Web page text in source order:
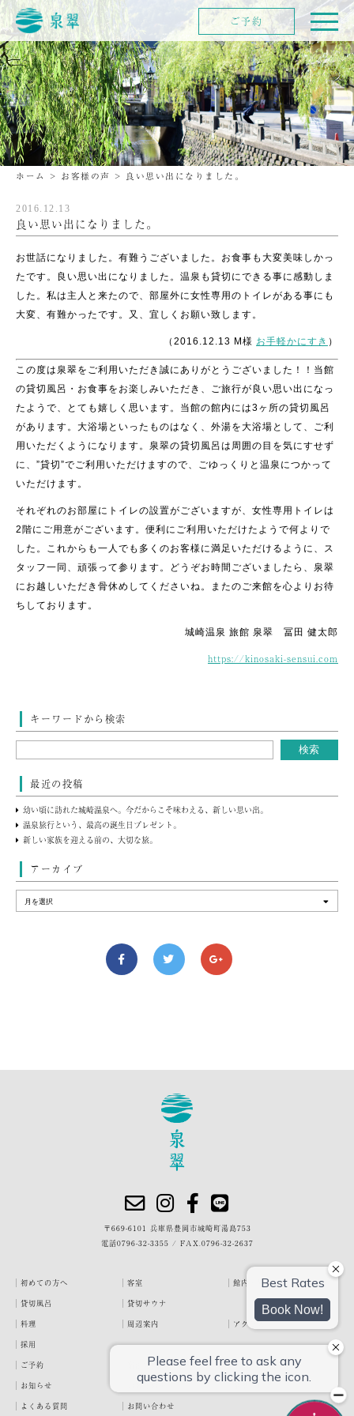
ホーム > お客様の声 > 良い思い出になりました。
2016.12.13
良い思い出になりました。
お世話になりました。有難うございました。お食事も大変美味しかっ
たです。良い思い出になりました。温泉も貸切にできる事に感動しま
した。私は主人と来たので、部屋外に女性専用のトイレがある事にも
大変、有難かったです。又、宜しくお願い致します。
（2016.12.13 M様 お手軽かにすき ）
この度は泉翠をご利用いただき誠にありがとうございました！！当館
の貸切風呂・お食事をお楽しみいただき、ご旅行が良い思い出になっ
たようで、とても嬉しく思います。当館の館内には3ヶ所の貸切風呂
があります。大浴場といったものはなく、外湯を大浴場として、ご利
用いただくようになります。泉翠の貸切風呂は周囲の目を気にすせず
に、”貸切”でご利用いただけますので、ごゆっくりと温泉につかって
いただけます。
それぞれのお部屋にトイレの設置がございますが、女性専用トイレは
2階にご用意がございます。便利にご利用いただけたようで何よりで
した。これからも一人でも多くのお客様に満足いただけるように、ス
タッフ一同、頑張って参ります。どうぞお時間ございましたら、泉翠
にお越しいただき骨休めしてくださいね。またのご来館を心よりお待
ちしております。
城崎温泉 旅館 泉翠 冨田 健太郎
https://kinosaki-sensui.com
キーワードから検索
最近の投稿
幼い頃に訪れた城崎温泉へ。今だからこそ味わえる、新しい思い出。
温泉旅行という、最高の誕生日プレゼント。
新しい家族を迎える前の、大切な旅。
アーカイブ
ご予約
〒669-6101 兵庫県豊岡市城崎町湯島753
電話0796-32-3355 / FAX.0796-32-2637
初めての方へ 客室
館内・施設
貸切風呂
貸切サウナ
料理
周辺案内
アクセス
採用
ご予約
宿泊約款
プライバシーポリシー
お知らせ
お客様の声
泉翠ブログ
よくある質問
お問い合わせ